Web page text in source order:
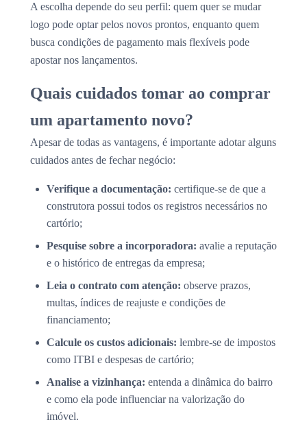
A escolha depende do seu perfil: quem quer se mudar
logo pode optar pelos novos prontos, enquanto quem
busca condições de pagamento mais flexíveis pode
apostar nos lançamentos.
Quais cuidados tomar ao comprar
um apartamento novo?
Apesar de todas as vantagens, é importante adotar alguns
cuidados antes de fechar negócio:
Verifique a documentação: certifique-se de que a
construtora possui todos os registros necessários no
cartório;
Pesquise sobre a incorporadora: avalie a reputação
e o histórico de entregas da empresa;
Leia o contrato com atenção: observe prazos,
multas, índices de reajuste e condições de
financiamento;
Calcule os custos adicionais: lembre-se de impostos
como ITBI e despesas de cartório;
Analise a vizinhança: entenda a dinâmica do bairro
e como ela pode influenciar na valorização do
imóvel.